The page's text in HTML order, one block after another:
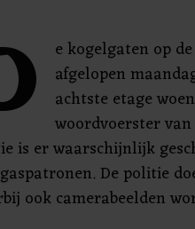
e kogelgaten op
afgelopen
achtste etage
woordvoerster van
is er waarschijnlijk
De politie
ook camerabeelden